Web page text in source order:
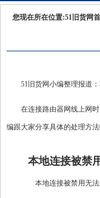
您现在所在位置:51旧货网
51旧货网小编整理报道
在连接路由器网线上网
编跟大家分享具体的处理方
本地连接被禁用
本地连接被禁用无法